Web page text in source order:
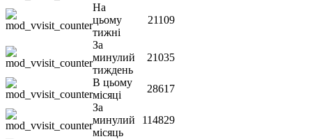
На
цьому
тижні
21109
За
минулий
тиждень
21035
В цьому
місяці
28617
За
минулий
місяць
114829